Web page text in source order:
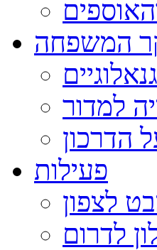
המשפחה
למדור
הדרכון
פעילות
לצפון
לדרום